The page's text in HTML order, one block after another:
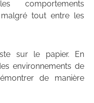
comportements
tout entre les
sur le papier. En
environnements de
de manière